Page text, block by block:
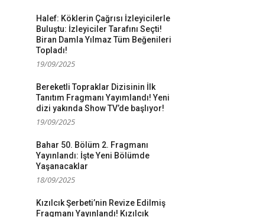
Halef: Köklerin Çağrısı İzleyicilerle
Buluştu: İzleyiciler Tarafını Seçti!
Biran Damla Yılmaz Tüm Beğenileri
Topladı!
19/09/2025
Bereketli Topraklar Dizisinin İlk
Tanıtım Fragmanı Yayımlandı! Yeni
dizi yakında Show TV’de başlıyor!
19/09/2025
Bahar 50. Bölüm 2. Fragmanı
Yayınlandı: İşte Yeni Bölümde
Yaşanacaklar
18/09/2025
Kızılcık Şerbeti’nin Revize Edilmiş
Fragmanı Yayınlandı! Kızılcık